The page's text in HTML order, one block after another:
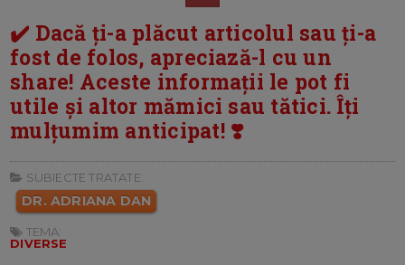
✔️ Dacă ți-a plăcut articolul sau ți-a
fost de folos, apreciază-l cu un
share! Aceste informații le pot fi
utile și altor mămici sau tătici. Îți
mulțumim anticipat! ❣️
SUBIECTE TRATATE:
DR. ADRIANA DAN
TEMA:
DIVERSE